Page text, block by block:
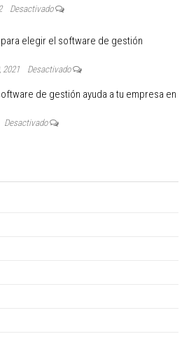
Desactivado
para elegir el software de gestión
2021 Desactivado
de gestión ayuda a tu empresa en
Desactivado